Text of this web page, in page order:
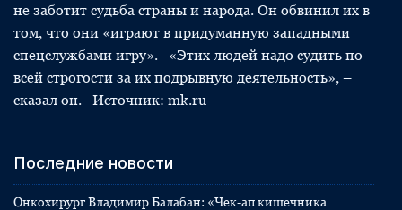
не заботит судьба страны и народа. Он обвинил их в
том, что они «играют в придуманную западными
спецслужбами игру». «Этих людей надо судить по
всей строгости за их подрывную деятельность», –
сказал он. Источник: mk.ru
Последние новости
Онкохирург Владимир Балабан: «Чек-ап кишечника